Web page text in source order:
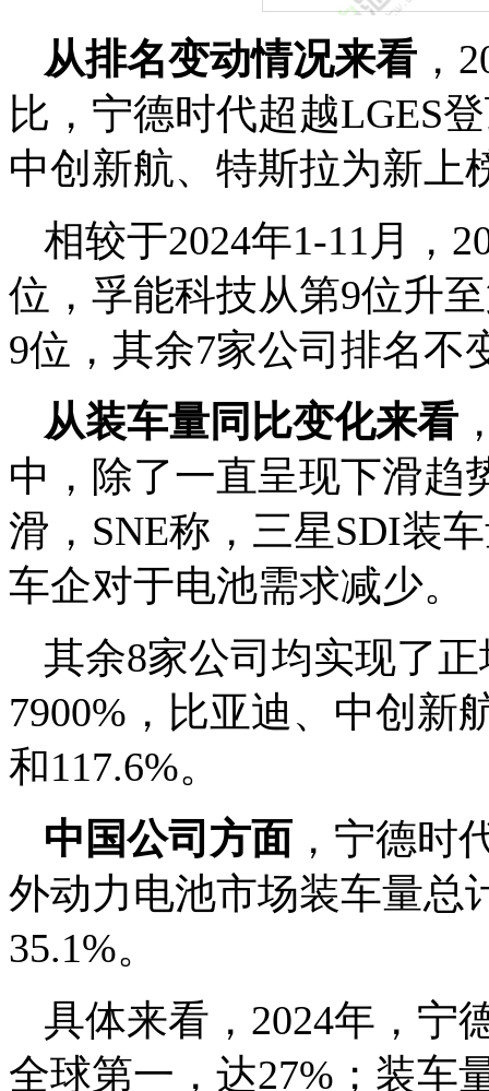
从排名变动情况来看 ，
比，宁德时代超越LGES
中创新航、特斯拉为新上
相较于2024年1-11月，
位，孚能科技从第9位升
9位，其余7家公司排名不
从装车量同比变化来看
中，除了一直呈现下滑趋
滑，SNE称，三星SDI装
车企对于电池需求减少。
其余8家公司均实现了
7900%，比亚迪、中创新
和117.6%。
中国公司方面 ，宁德时
外动力电池市场装车量总
35.1%。
具体来看，2024年，宁
全球第一，达27%；装车